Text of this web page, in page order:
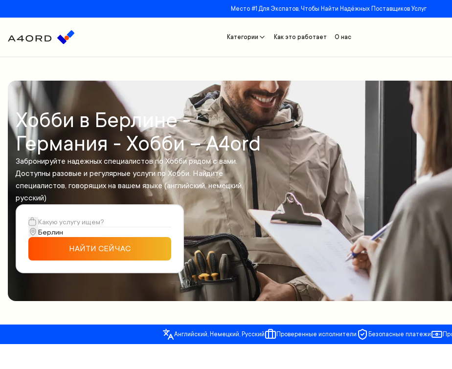
Место #1 Для Экспатов, Чтобы Найти Надёжных Поставщиков Услуг
Категории Как это работает О нас
Хобби в Берлине -
Германия - Хобби – A4ord
Забронируйте надежных специалистов по Хобби рядом с вами.
Доступны разовые и регулярные услуги по Хобби. Найдите
специалистов, говорящих на вашем языке (английский, немецкий,
русский)
НАЙТИ СЕЙЧАС
Английский, Немецкий, Русский Проверенные исполнители Безопасные платежи